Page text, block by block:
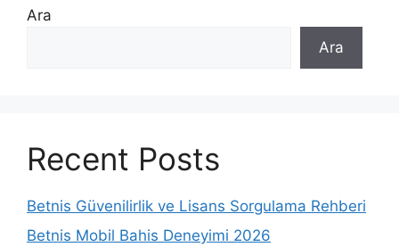
Ara
Ara
Recent Posts
Betnis Güvenilirlik ve Lisans Sorgulama Rehberi
Betnis Mobil Bahis Deneyimi 2026